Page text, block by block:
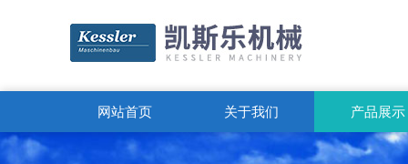
网站首页 关于我们 产品展示